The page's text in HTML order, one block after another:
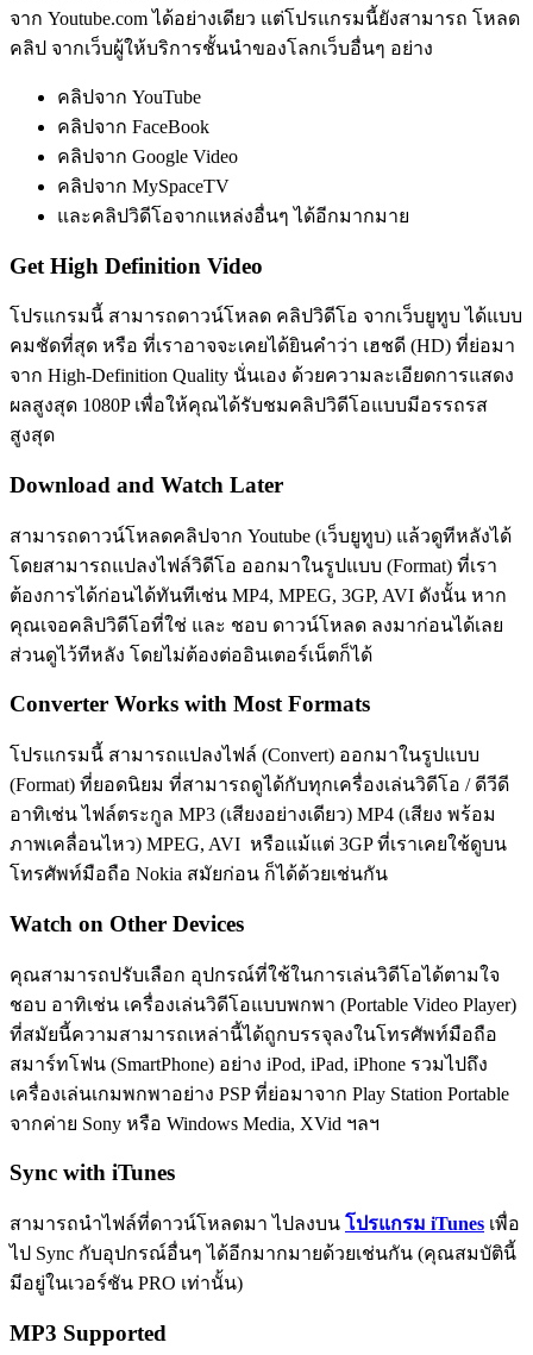
จาก Youtube.com ได้อย่างเดียว แต่โปรแกรมนี้ยังสามารถ โหลด
คลิป จากเว็บผู้ให้บริการชั้นนำของโลกเว็บอื่นๆ อย่าง
คลิปจาก YouTube
คลิปจาก FaceBook
คลิปจาก Google Video
คลิปจาก MySpaceTV
และคลิปวิดีโอจากแหล่งอื่นๆ ได้อีกมากมาย
Get High Definition Video
โปรแกรมนี้ สามารถดาวน์โหลด คลิปวิดีโอ จากเว็บยูทูบ ได้แบบ
คมชัดที่สุด หรือ ที่เราอาจจะเคยได้ยินคำว่า เฮชดี (HD) ที่ย่อมา
จาก High-Definition Quality นั่นเอง ด้วยความละเอียดการแสดง
ผลสูงสุด 1080P เพื่อให้คุณได้รับชมคลิปวิดีโอแบบมีอรรถรส
สูงสุด
Download and Watch Later
สามารถดาวน์โหลดคลิปจาก Youtube (เว็บยูทูบ) แล้วดูทีหลังได้
โดยสามารถแปลงไฟล์วิดีโอ ออกมาในรูปแบบ (Format) ที่เรา
ต้องการได้ก่อนได้ทันทีเช่น MP4, MPEG, 3GP, AVI ดังนั้น หาก
คุณเจอคลิปวิดีโอที่ใช่ และ ชอบ ดาวน์โหลด ลงมาก่อนได้เลย
ส่วนดูไว้ทีหลัง โดยไม่ต้องต่ออินเตอร์เน็ตก็ได้
Converter Works with Most Formats
โปรแกรมนี้ สามารถแปลงไฟล์ (Convert) ออกมาในรูปแบบ
(Format) ที่ยอดนิยม ที่สามารถดูได้กับทุกเครื่องเล่นวิดีโอ / ดีวีดี
อาทิเช่น ไฟล์ตระกูล MP3 (เสียงอย่างเดียว) MP4 (เสียง พร้อม
ภาพเคลื่อนไหว) MPEG, AVI หรือแม้แต่ 3GP ที่เราเคยใช้ดูบน
โทรศัพท์มือถือ Nokia สมัยก่อน ก็ได้ด้วยเช่นกัน
Watch on Other Devices
คุณสามารถปรับเลือก อุปกรณ์ที่ใช้ในการเล่นวิดีโอได้ตามใจ
ชอบ อาทิเช่น เครื่องเล่นวิดีโอแบบพกพา (Portable Video Player)
ที่สมัยนี้ความสามารถเหล่านี้ได้ถูกบรรจุลงในโทรศัพท์มือถือ
สมาร์ทโฟน (SmartPhone) อย่าง iPod, iPad, iPhone รวมไปถึง
เครื่องเล่นเกมพกพาอย่าง PSP ที่ย่อมาจาก Play Station Portable
จากค่าย Sony หรือ Windows Media, XVid ฯลฯ
Sync with iTunes
สามารถนำไฟล์ที่ดาวน์โหลดมา ไปลงบน โปรแกรม iTunes เพื่อ
ไป Sync กับอุปกรณ์อื่นๆ ได้อีกมากมายด้วยเช่นกัน (คุณสมบัตินี้
มีอยู่ในเวอร์ชัน PRO เท่านั้น)
MP3 Supported